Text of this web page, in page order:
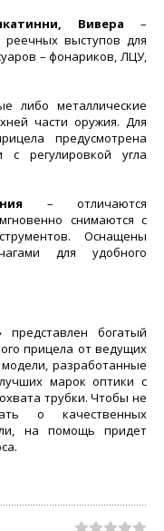
Вивера –
выступов для
– фонариков, ЛЦУ,
либо металлические
части оружия. Для
предусмотрена
с регулировкой угла
– отличаются
снимаются с
Оснащены
для удобного
представлен богатый
прицела от ведущих
разработанные
марок оптики с
трубки. Чтобы не
о качественных
на помощь придет